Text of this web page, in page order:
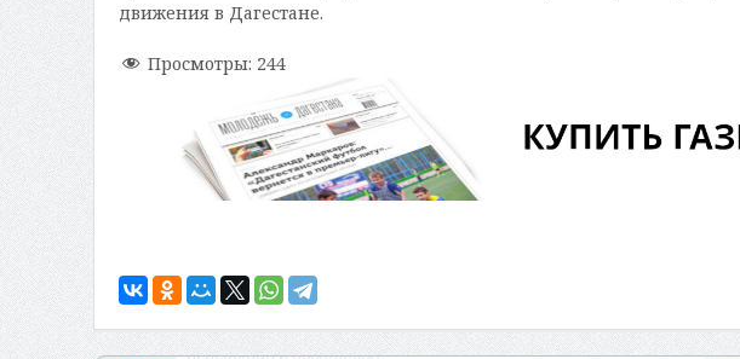
движения в Дагестане.
Просмотры: 244